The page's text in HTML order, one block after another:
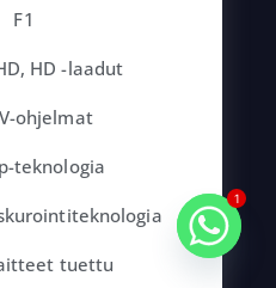
F1
HD -laadut
ohjelmat
teknologia
tuettu
1